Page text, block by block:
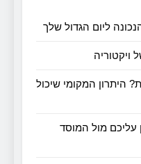
ליום הגדול שלך
ויקטוריה
היתרון המקומי שיכול
עליכם מול המוסד